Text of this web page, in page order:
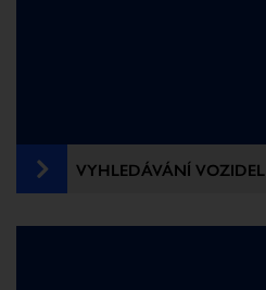
VYHLEDÁVÁNÍ VOZIDEL